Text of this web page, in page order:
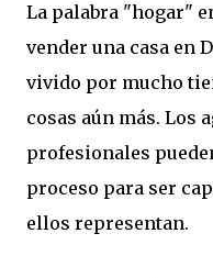
La palabra "hogar"
vender una casa en
vivido por mucho
cosas aún más. Los
profesionales
proceso para ser
ellos representan.